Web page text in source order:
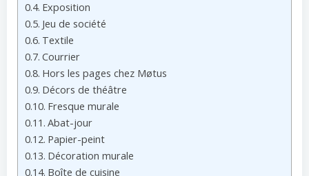
Exposition
Jeu de société
Textile
Courrier
Hors les pages chez Møtus
Décors de théâtre
Fresque murale
Abat-jour
Papier-peint
Décoration murale
Boîte de cuisine